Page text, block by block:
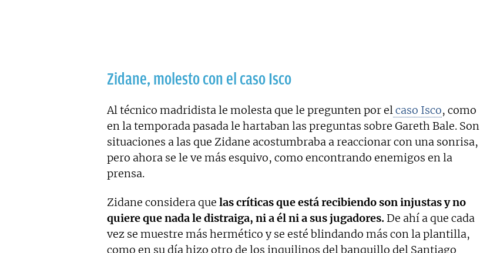
Zidane, molesto con el caso Isco
Al técnico madridista le molesta que le pregunten por elcaso Isco, como
en la temporada pasada le hartaban las preguntas sobre Gareth Bale. Son
situaciones a las que Zidane acostumbraba a reaccionar con una sonrisa,
pero ahora se le ve más esquivo, como encontrando enemigos en la
prensa.
Zidane considera que las críticas que está recibiendo son injustas y no
quiere que nada le distraiga, ni a él ni a sus jugadores. De ahí a que cada
vez se muestre más hermético y se esté blindando más con la plantilla,
como en su día hizo otro de los inquilinos del banquillo del Santiago